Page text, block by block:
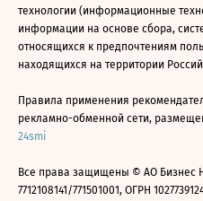
технологии (информационные
информации на основе сбора,
относящихся к предпочтениям
находящихся на территории
Правила применения
рекламно-обменной сети,
24smi
Все права защищены © АО Бизнес
7712108141/771501001, ОГРН